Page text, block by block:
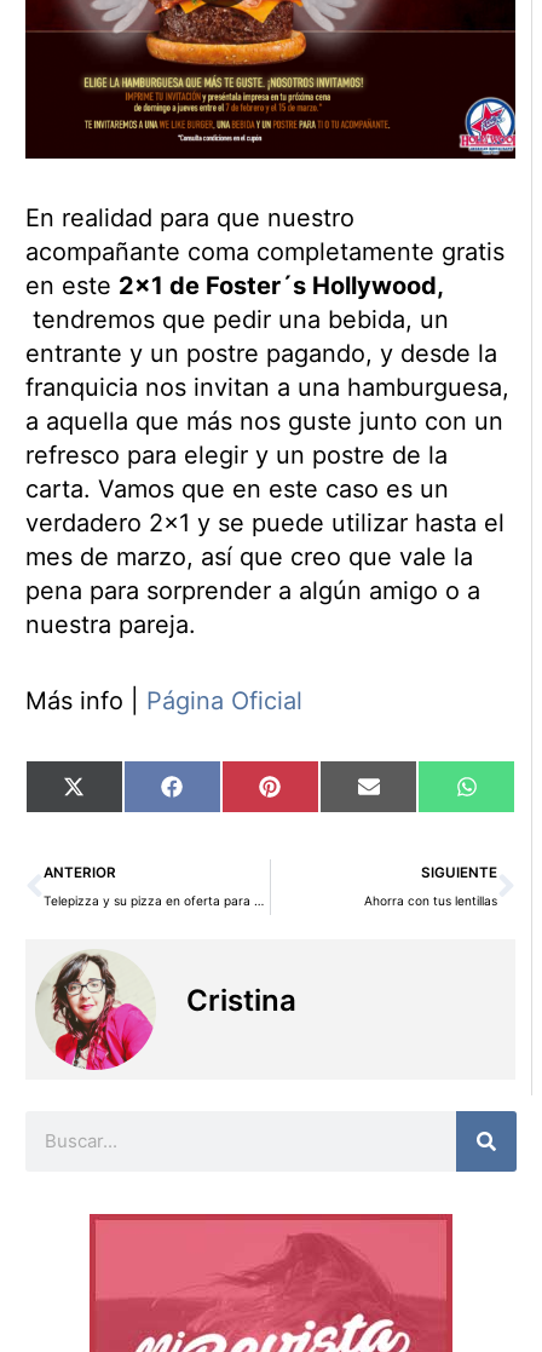
En realidad para que nuestro
acompañante coma completamente gratis
en este 2×1 de Foster´s Hollywood,
tendremos que pedir una bebida, un
entrante y un postre pagando, y desde la
franquicia nos invitan a una hamburguesa,
a aquella que más nos guste junto con un
refresco para elegir y un postre de la
carta. Vamos que en este caso es un
verdadero 2×1 y se puede utilizar hasta el
mes de marzo, así que creo que vale la
pena para sorprender a algún amigo o a
nuestra pareja.
Más info | Página Oficial
Compartir
en
X
(Twitter)
Compartir
en
Facebook Compartir
en
Pinterest Compartir
en
Email
en
Ant
ANTERIOR
Telepizza y su pizza en oferta para San Valentín
SIGUIENTE
Ahorra con tus lentillas
Cristina